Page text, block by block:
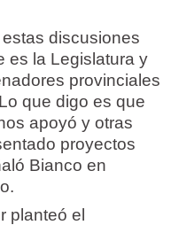
discusiones
es la Legislatura y
provinciales
que digo es que
apoyó y otras
proyectos
Bianco en
planteó el